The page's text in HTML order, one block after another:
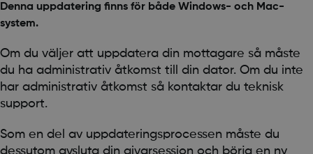
Denna uppdatering finns för både Windows- och Mac-
system.
Om du väljer att uppdatera din mottagare så måste
du ha administrativ åtkomst till din dator. Om du inte
har administrativ åtkomst så kontaktar du teknisk
support.
Som en del av uppdateringsprocessen måste du
dessutom avsluta din givarsession och börja en ny